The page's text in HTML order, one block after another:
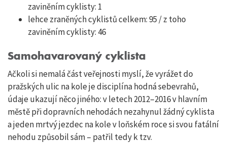
zaviněním cyklisty: 1
lehce zraněných cyklistů celkem: 95 / z toho
zaviněním cyklisty: 46
Samohavarovaný cyklista
Ačkoli si nemalá část veřejnosti myslí, že vyrážet do
pražských ulic na kole je disciplína hodná sebevrahů,
údaje ukazují něco jiného: v letech 2012–2016 v hlavním
městě při dopravních nehodách nezahynul žádný cyklista
a jeden mrtvý jezdec na kole v loňském roce si svou fatální
nehodu způsobil sám – patřil tedy k tzv.